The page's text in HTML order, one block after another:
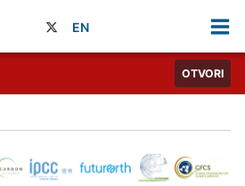
EN
OTVORI